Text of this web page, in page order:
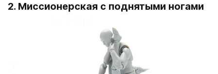
2. Миссионерская с поднятыми ногами